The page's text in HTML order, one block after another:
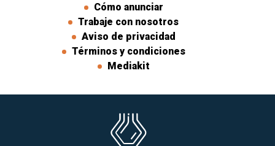
Cómo anunciar
Trabaje con nosotros
Aviso de privacidad
Términos y condiciones
Mediakit